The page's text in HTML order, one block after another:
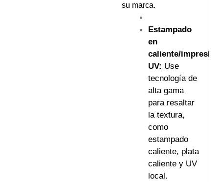
su marca.
Estampado
en
caliente/
UV: Use
tecnología de
alta gama
para resaltar
la textura,
como
estampado
caliente, plata
caliente y UV
local.